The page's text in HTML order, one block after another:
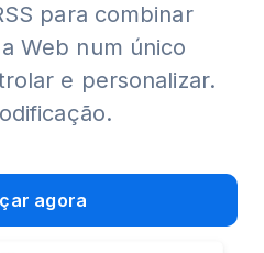
para combinar
Web num único
e personalizar.
agora